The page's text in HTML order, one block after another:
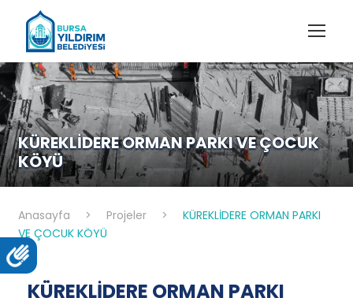
KÜREKLİDERE ORMAN PARKI VE ÇOCUK
KÖYÜ
Anasayfa > Projeler >
KÜREKLİDERE ORMAN PARKI
VE ÇOCUK KÖYÜ
KÜREKLİDERE ORMAN PARKI